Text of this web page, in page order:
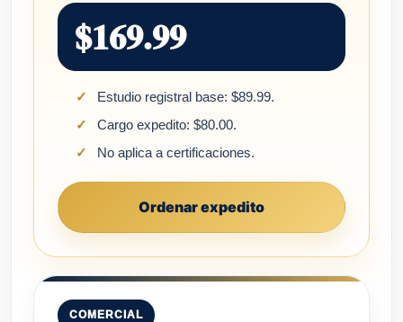
$169.99
Estudio registral base: $89.99.
Cargo expedito: $80.00.
No aplica a certificaciones.
Ordenar expedito
COMERCIAL